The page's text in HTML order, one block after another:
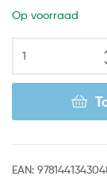
Op voorraad
EAN: